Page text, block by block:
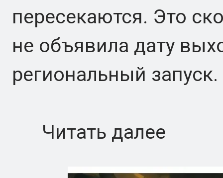
пересекаются. Это
не объявила дату
региональный запуск.
Читать далее